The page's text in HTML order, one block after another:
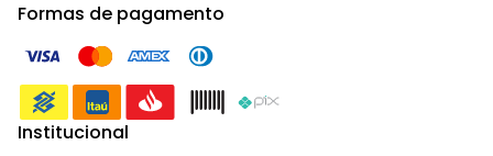
Formas de pagamento
Institucional